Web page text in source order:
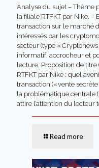
Analyse du sujet – Thème
la filiale RTFKT par Nike. –
transaction sur le marché
intéressés par les
secteur (type «
informatif, accrocheur et
lecture. Proposition de titre
RTFKT par Nike : quel
transaction (« vente
la problématique centrale
attire l’attention du lecteur
Read more